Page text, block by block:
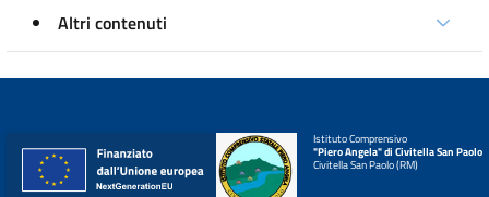
Altri contenuti
Istituto Comprensivo
"Piero Angela" di Civitella San Paolo
Civitella San Paolo (RM)